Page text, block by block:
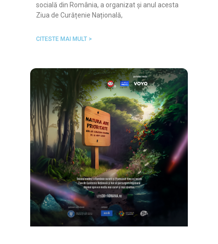
socială din România, a organizat și anul acesta
Ziua de Curățenie Națională,
CITESTE MAI MULT >